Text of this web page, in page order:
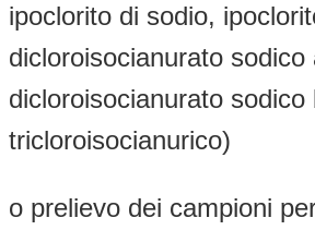
ipoclorito di sodio,
dicloroisocianurato sodico
dicloroisocianurato
tricloroisocianurico)
o prelievo dei campioni